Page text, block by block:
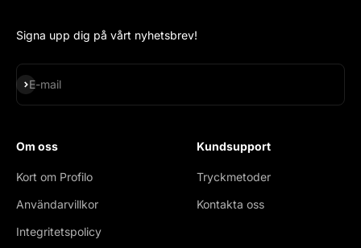
Signa upp dig på vårt nyhetsbrev!
E-mail
Subscribe
Om oss
Kort om Profilo
Användarvillkor
Integritetspolicy
Kundsupport
Tryckmetoder
Kontakta oss